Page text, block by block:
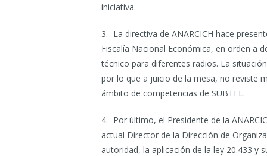
iniciativa.
3.- La directiva de ANARCICH hace
Fiscalía Nacional Económica, en orden a
técnico para diferentes radios. La
por lo que a juicio de la mesa, no reviste
ámbito de competencias de SUBTEL.
4.- Por último, el Presidente de la
actual Director de la Dirección de
autoridad, la aplicación de la ley 20.433 y